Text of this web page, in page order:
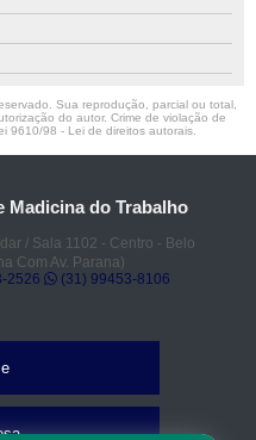
Sua reprodução, parcial ou total,
do autor. Crime de violação de
9610/98 - Lei de direitos autorais
Madicina do Trabalho
/ Sala 1102 - Centro - Belo
Com Av. Parana)
2526 (31) 99453-8106